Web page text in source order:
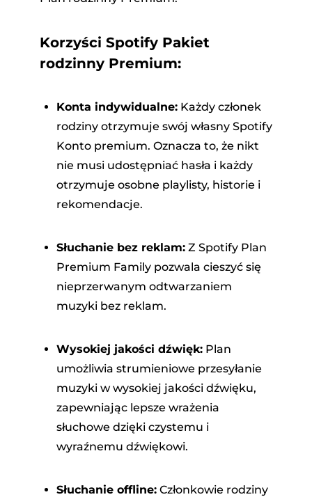
Korzyści Spotify Pakiet
rodzinny Premium:
Konta indywidualne:Każdy członek
rodziny otrzymuje swój własny Spotify
Konto premium. Oznacza to, że nikt
nie musi udostępniać hasła i każdy
otrzymuje osobne playlisty, historie i
rekomendacje.
Słuchanie bez reklam:Z Spotify Plan
Premium Family pozwala cieszyć się
nieprzerwanym odtwarzaniem
muzyki bez reklam.
Wysokiej jakości dźwięk:Plan
umożliwia strumieniowe przesyłanie
muzyki w wysokiej jakości dźwięku,
zapewniając lepsze wrażenia
słuchowe dzięki czystemu i
wyraźnemu dźwiękowi.
Słuchanie offline:Członkowie rodziny